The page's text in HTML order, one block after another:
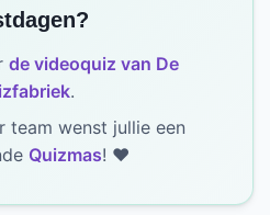
de videoquiz van De
.
team wenst jullie een
Quizmas! ❤️